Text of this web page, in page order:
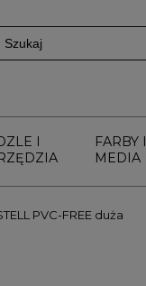
I
FARBY I
MEDIA
PVC-FREE duża